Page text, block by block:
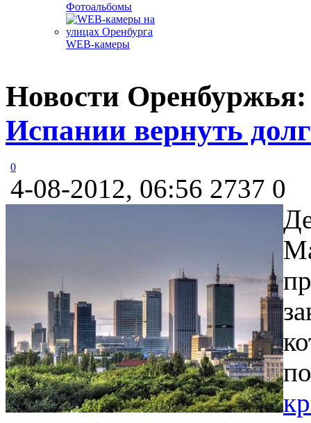
Фотоальбомы
WEB-камеры
Новости
Испании вернуть долг
0
4-08-2012, 06:56 2737 0